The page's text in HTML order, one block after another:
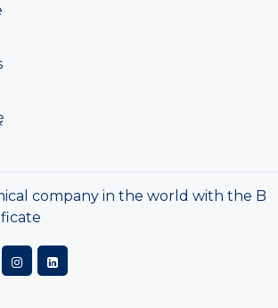
company in the world with the B